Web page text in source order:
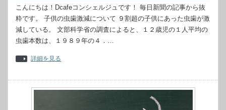
こんにちは！Dcafeコンシェルジュです！ 毎日新聞の記事から抜
粋です。 子供の虫歯激減について ９割超の子供にあった虫歯が激
減している。 文部科学省の調査によると、１２歳児の１人平均の
虫歯本数は、１９８９年の４．…
詳細を見る